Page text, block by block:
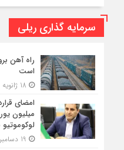
سرمایه گذاری ریلی
راه آهن
است
لوکوموتیو